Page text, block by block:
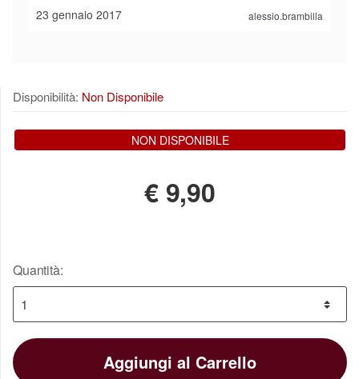
23 gennaio 2017 alessio.brambilla
Disponibilità: Non Disponibile
NON DISPONIBILE
€ 9,90
Quantità:
Aggiungi al Carrello